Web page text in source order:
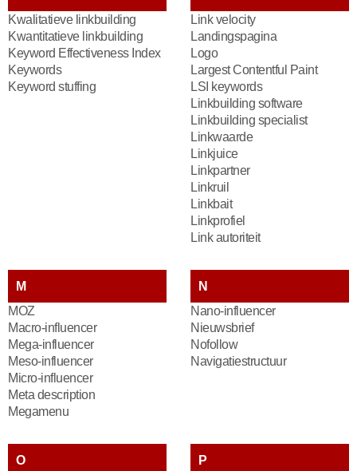
Kwalitatieve linkbuilding
Kwantitatieve linkbuilding
Keyword Effectiveness Index
Keywords
Keyword stuffing
Link velocity
Landingspagina
Logo
Largest Contentful Paint
LSI keywords
Linkbuilding software
Linkbuilding specialist
Linkwaarde
Linkjuice
Linkpartner
Linkruil
Linkbait
Linkprofiel
Link autoriteit
M
MOZ
Macro-influencer
Mega-influencer
Meso-influencer
Micro-influencer
Meta description
Megamenu
N
Nano-influencer
Nieuwsbrief
Nofollow
Navigatiestructuur
O
P